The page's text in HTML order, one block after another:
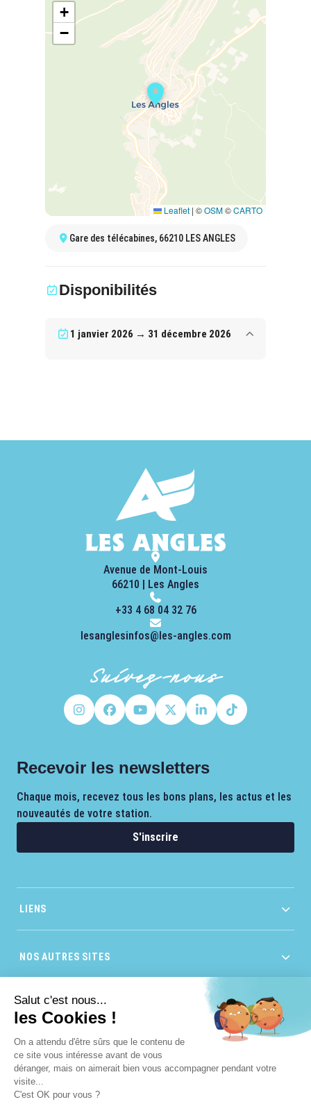
Salut c'est nous...
les Cookies !
On a attendu d'être sûrs que le contenu de
ce site vous intéresse avant de vous
déranger, mais on aimerait bien vous accompagner pendant votre
visite...
C'est OK pour vous ?
+
−
Leaflet | ©OSM©CARTO
Gare des télécabines, 66210 LES ANGLES
Disponibilités
1 janvier 2026 → 31 décembre 2026
Avenue de Mont-Louis
66210 | Les Angles
+33 4 68 04 32 76
lesanglesinfos@les-angles.com
Suivez-nous
Recevoir les newsletters
Chaque mois, recevez tous les bons plans, les actus et les
nouveautés de votre station.
S'inscrire
LIENS
NOS AUTRES SITES